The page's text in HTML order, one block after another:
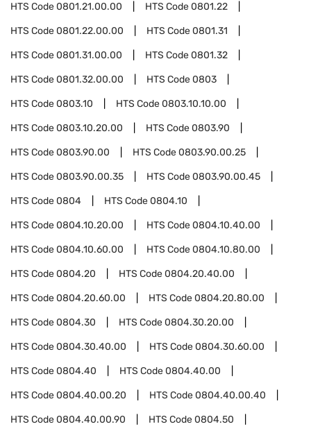
HTS Code0801.21.00.00 HTS Code0801.22
HTS Code0801.22.00.00 HTS Code0801.31
HTS Code0801.31.00.00 HTS Code0801.32
HTS Code0801.32.00.00 HTS Code0803
HTS Code0803.10 HTS Code0803.10.10.00
HTS Code0803.10.20.00 HTS Code0803.90
HTS Code0803.90.00 HTS Code0803.90.00.25
HTS Code0803.90.00.35 HTS Code0803.90.00.45
HTS Code0804 HTS Code0804.10
HTS Code0804.10.20.00 HTS Code0804.10.40.00
HTS Code0804.10.60.00 HTS Code0804.10.80.00
HTS Code0804.20 HTS Code0804.20.40.00
HTS Code0804.20.60.00 HTS Code0804.20.80.00
HTS Code0804.30 HTS Code0804.30.20.00
HTS Code0804.30.40.00 HTS Code0804.30.60.00
HTS Code0804.40 HTS Code0804.40.00
HTS Code0804.40.00.20 HTS Code0804.40.00.40
HTS Code0804.40.00.90 HTS Code0804.50